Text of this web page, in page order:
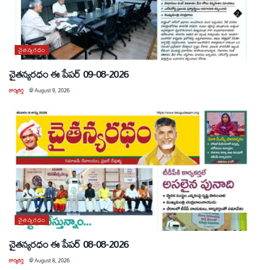
చైతన్యరధం
చైతన్యరధం ఈ పేపర్ 09-08-2026
కార్యకర్త @August 9, 2026
చైతన్యరధం
చైతన్యరధం ఈ పేపర్ 08-08-2026
కార్యకర్త @August 8, 2026